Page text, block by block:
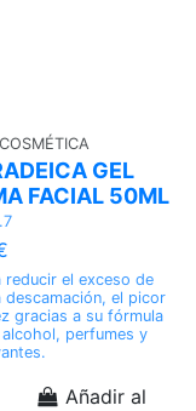
GEL
FACIAL 50ML
reducir el exceso de
descamación, el picor
gracias a su fórmula
perfumes y
Añadir al